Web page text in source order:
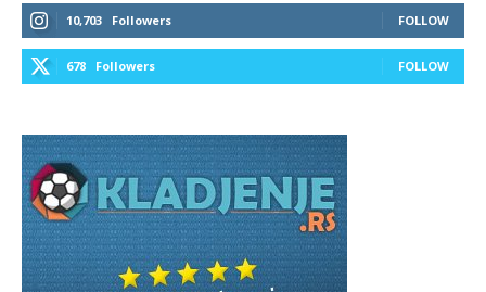
10,703 Followers FOLLOW
678 Followers FOLLOW